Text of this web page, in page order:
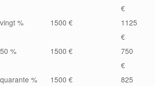
€
vingt % 1500 €
1125
€
50 % 1500 €
750
€
quarante % 1500 €
825